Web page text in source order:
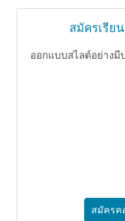
สมัครเรีย
ออกแบบสไลด์อย่างมี
สมัครค